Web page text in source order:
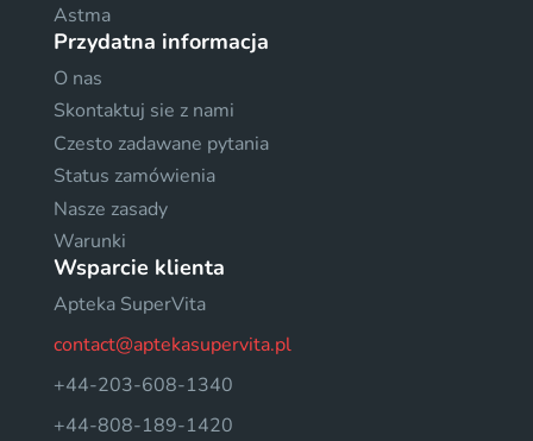
Astma
Przydatna informacja
O nas
Skontaktuj sie z nami
Czesto zadawane pytania
Status zamówienia
Nasze zasady
Warunki
Wsparcie klienta
Apteka SuperVita
contact@aptekasupervita.pl
+44-203-608-1340
+44-808-189-1420